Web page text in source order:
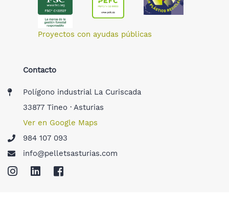
Proyectos con ayudas públicas
Contacto
Polígono industrial La Curiscada
33877 Tineo · Asturias
Ver en Google Maps
984 107 093
info@pelletsasturias.com